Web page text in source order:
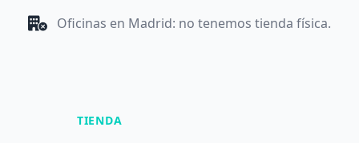
Oficinas en Madrid: no tenemos tienda física.
TIENDA